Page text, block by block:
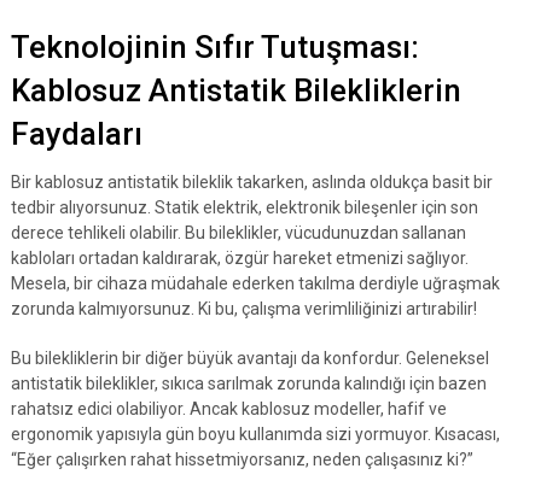
Teknolojinin Sıfır Tutuşması:
Kablosuz Antistatik Bilekliklerin
Faydaları
Bir kablosuz antistatik bileklik takarken, aslında oldukça basit bir
tedbir alıyorsunuz. Statik elektrik, elektronik bileşenler için son
derece tehlikeli olabilir. Bu bileklikler, vücudunuzdan sallanan
kabloları ortadan kaldırarak, özgür hareket etmenizi sağlıyor.
Mesela, bir cihaza müdahale ederken takılma derdiyle uğraşmak
zorunda kalmıyorsunuz. Ki bu, çalışma verimliliğinizi artırabilir!
Bu bilekliklerin bir diğer büyük avantajı da konfordur. Geleneksel
antistatik bileklikler, sıkıca sarılmak zorunda kalındığı için bazen
rahatsız edici olabiliyor. Ancak kablosuz modeller, hafif ve
ergonomik yapısıyla gün boyu kullanımda sizi yormuyor. Kısacası,
“Eğer çalışırken rahat hissetmiyorsanız, neden çalışasınız ki?”